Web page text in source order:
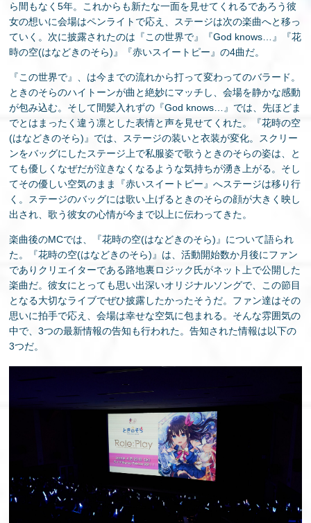
ら間もなく5年。これからも新たな一面を見せてくれるであろう彼
女の想いに会場はペンライトで応え、ステージは次の楽曲へと移っ
ていく。次に披露されたのは『この世界で』『God knows…』『花
時の空(はなどきのそら)』『赤いスイートピー』の4曲だ。
『この世界で』、は今までの流れから打って変わってのバラード。
ときのそらのハイトーンが曲と絶妙にマッチし、会場を静かな感動
が包み込む。そして間髪入れずの『God knows…』では、先ほどま
でとはまったく違う凛とした表情と声を見せてくれた。『花時の空
(はなどきのそら)』では、ステージの装いと衣装が変化。スクリー
ンをバッグにしたステージ上で私服姿で歌うときのそらの姿は、と
ても優しくなぜだが泣きなくなるような気持ちが湧き上がる。そし
てその優しい空気のまま『赤いスイートピー』へステージは移り行
く。ステージのバッグには歌い上げるときのそらの顔が大きく映し
出され、歌う彼女の心情が今まで以上に伝わってきた。
楽曲後のMCでは、『花時の空(はなどきのそら)』について語られ
た。『花時の空(はなどきのそら)』は、活動開始数か月後にファン
でありクリエイターである路地裏ロジック氏がネット上で公開した
楽曲だ。彼女にとっても思い出深いオリジナルソングで、この節目
となる大切なライブでぜひ披露したかったそうだ。ファン達はその
思いに拍手で応え、会場は幸せな空気に包まれる。そんな雰囲気の
中で、3つの最新情報の告知も行われた。告知された情報は以下の
3つだ。